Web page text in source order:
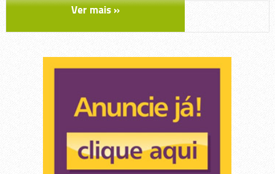
Oticas, Jóias e Relojoarias
Perfumaria e Cosméticos
Ver mais »